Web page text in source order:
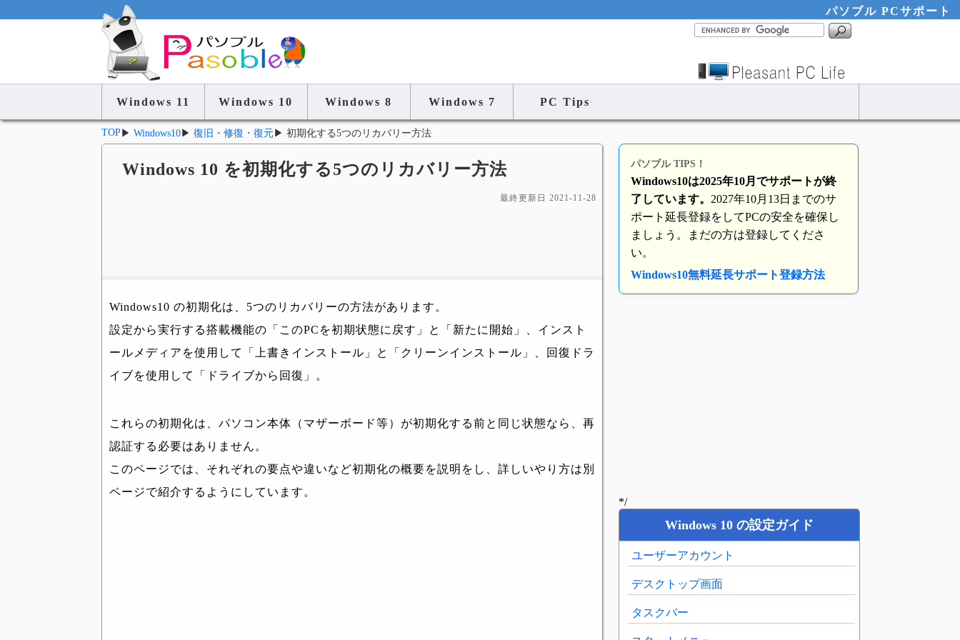
パソブル PCサポート
Windows 11 Windows 10 Windows 8 Windows 7 PC Tips
TOP ▶ Windows10 ▶ 復旧・修復・復元 ▶ 初期化する5つのリカバリー方法
Windows 10 を初期化する5つのリカバリー方法
最終更新日 2021-11-28
Windows10 の初期化は、5つのリカバリーの方法があります。
設定から実行する搭載機能の「このPCを初期状態に戻す」と「新たに開始」、インスト
ールメディアを使用して「上書きインストール」と「クリーンインストール」、回復ドラ
イブを使用して「ドライブから回復」。
これらの初期化は、パソコン本体（マザーボード等）が初期化する前と同じ状態なら、再
認証する必要はありません。
このページでは、それぞれの要点や違いなど初期化の概要を説明をし、詳しいやり方は別
ページで紹介するようにしています。
パソブル TIPS！
Windows10は2025年10月でサポートが終
了しています。 2027年10月13日までのサ
ポート延長登録をしてPCの安全を確保し
ましょう。まだの方は登録してくださ
い。
Windows10無料延長サポート登録方法
*/
Windows 10 の設定ガイド
ユーザーアカウント
デスクトップ画面
タスクバー